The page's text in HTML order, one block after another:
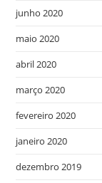
junho 2020
maio 2020
abril 2020
março 2020
fevereiro 2020
janeiro 2020
dezembro 2019